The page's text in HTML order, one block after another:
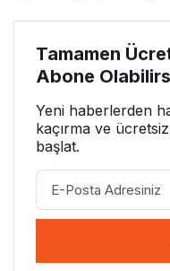
Tamamen
Abone
Yeni haberlerden
kaçırma ve
başlat.